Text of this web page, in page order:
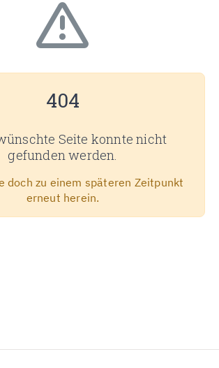
404
Seite konnte nicht
gefunden werden.
doch zu einem späteren Zeitpunkt
erneut herein.